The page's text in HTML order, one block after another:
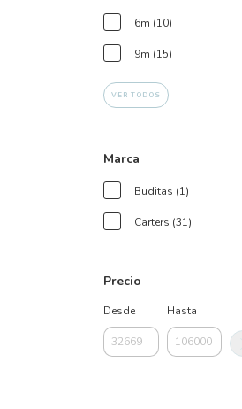
6m (10)
9m (15)
VER TODOS
Marca
Buditas (1)
Carters (31)
Precio
Desde Hasta